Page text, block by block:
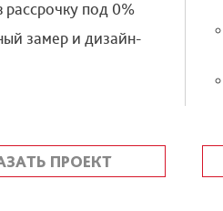
рассрочку под 0%
замер и дизайн-
ПРОЕКТ